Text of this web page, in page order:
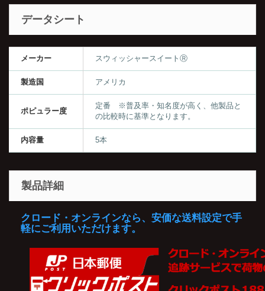
データシート
メーカー スウィッシャースイートⓇ
製造国 アメリカ
ポピュラー度
定番 ※普及率・知名度が高く、他製品と
の比較時に基準となります。
内容量 5本
製品詳細
クロード・オンラインなら、安価な送料設定で手
軽にご利用いただけます。